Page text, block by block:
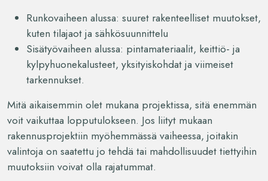
Runkovaiheen alussa: suuret rakenteelliset muutokset,
kuten tilajaot ja sähkösuunnittelu
Sisätyövaiheen alussa: pintamateriaalit, keittiö- ja
kylpyhuonekalusteet, yksityiskohdat ja viimeiset
tarkennukset.
Mitä aikaisemmin olet mukana projektissa, sitä enemmän
voit vaikuttaa lopputulokseen. Jos liityt mukaan
rakennusprojektiin myöhemmässä vaiheessa, joitakin
valintoja on saatettu jo tehdä tai mahdollisuudet tiettyihin
muutoksiin voivat olla rajatummat.